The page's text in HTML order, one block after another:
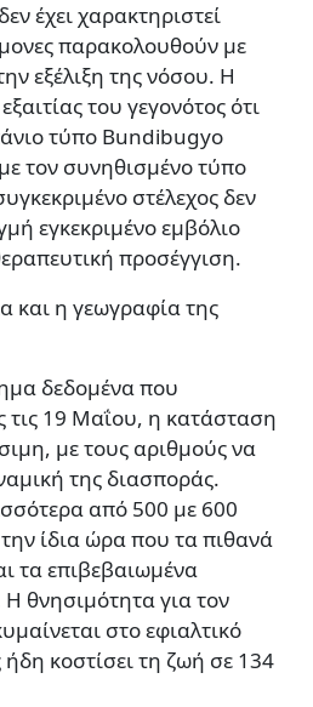
έχει χαρακτηριστεί
παρακολουθούν με
εξέλιξη της νόσου. Η
του γεγονότος ότι
τύπο Bundibugyo
τον συνηθισμένο τύπο
στέλεχος δεν
εγκεκριμένο εμβόλιο
προσέγγιση.
και η γεωγραφία της
δεδομένα που
τις 19 Μαΐου, η κατάσταση
με τους αριθμούς να
της διασποράς.
από 500 με 600
ίδια ώρα που τα πιθανά
τα επιβεβαιωμένα
θνησιμότητα για τον
στο εφιαλτικό
ήδη κοστίσει τη ζωή σε 134